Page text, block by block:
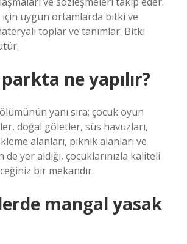
uygun ortamlarda bitki ve
toplar ve tanımlar. Bitki
ne yapılır?
yanı sıra; çocuk oyun
doğal göletler, süs havuzları,
alanları, piknik alanları ve
yer aldığı, çocuklarınızla kaliteli
bir mekandır.
mangal yasak